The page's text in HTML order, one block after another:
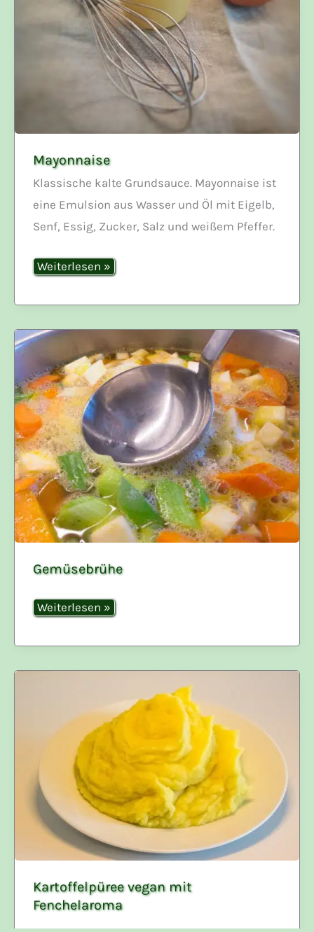
Mayonnaise
Klassische kalte Grundsauce. Mayonnaise ist
eine Emulsion aus Wasser und Öl mit Eigelb,
Senf, Essig, Zucker, Salz und weißem Pfeffer.
Mayonnaise
Weiterlesen »
Gemüsebrühe
Gemüsebrühe
Weiterlesen »
Kartoffelpüree vegan mit
Fenchelaroma